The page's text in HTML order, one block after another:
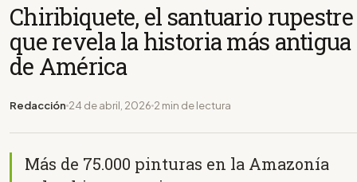
Chiribiquete, el santuario rupestre
que revela la historia más antigua
de América
Redacción 24 de abril, 2026 2 min de lectura
Más de 75.000 pinturas en la Amazonía